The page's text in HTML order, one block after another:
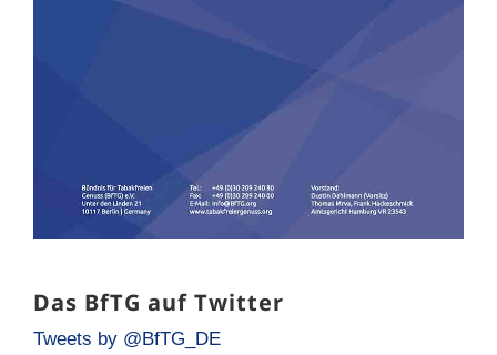
Das BfTG auf Twitter
Tweets by @BfTG_DE